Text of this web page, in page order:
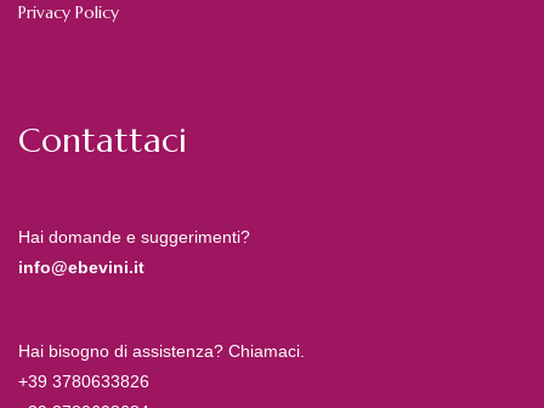
Privacy Policy
Contattaci
Hai domande e suggerimenti?
info@ebevini.it
Hai bisogno di assistenza? Chiamaci.
+39 3780633826